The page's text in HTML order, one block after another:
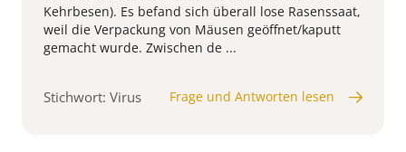
Kehrbesen). Es befand sich überall lose Rasenssaat,
weil die Verpackung von Mäusen geöffnet/kaputt
gemacht wurde. Zwischen de ...
Stichwort: Virus Frage und Antworten lesen